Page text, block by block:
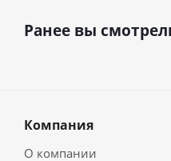
Ранее вы
Компания
О компании